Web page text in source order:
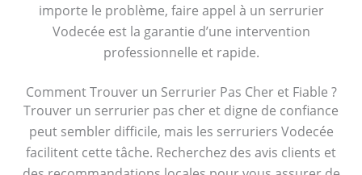
importe le problème, faire appel à un serrurier
Vodecée est la garantie d’une intervention
professionnelle et rapide.
Comment Trouver un Serrurier Pas Cher et Fiable ?
Trouver un serrurier pas cher et digne de confiance
peut sembler difficile, mais les serruriers Vodecée
facilitent cette tâche. Recherchez des avis clients et